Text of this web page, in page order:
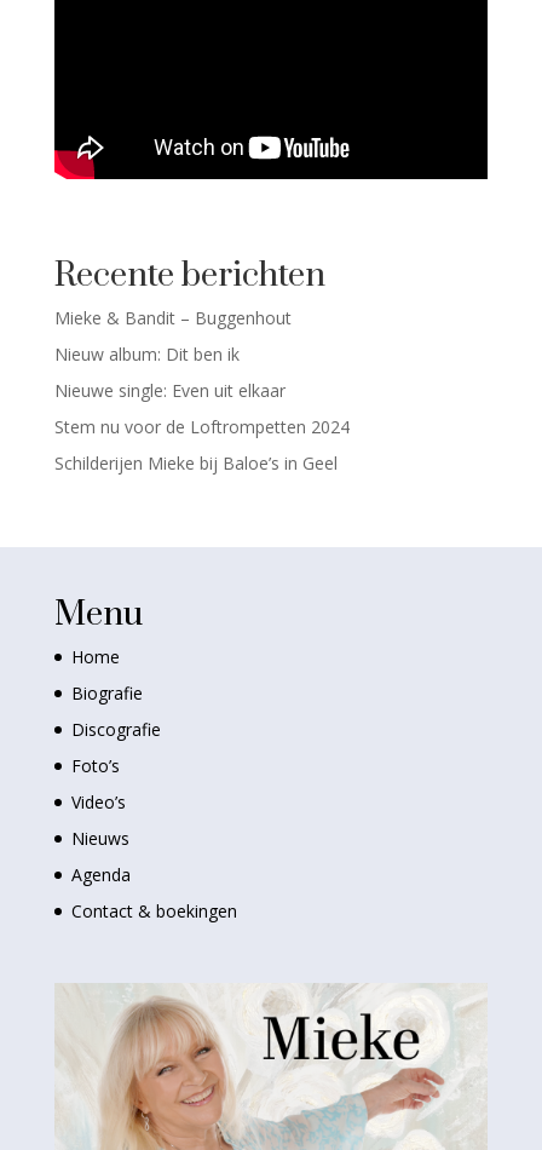
Recente berichten
Mieke & Bandit – Buggenhout
Nieuw album: Dit ben ik
Nieuwe single: Even uit elkaar
Stem nu voor de Loftrompetten 2024
Schilderijen Mieke bij Baloe’s in Geel
Menu
Home
Biografie
Discografie
Foto’s
Video’s
Nieuws
Agenda
Contact & boekingen